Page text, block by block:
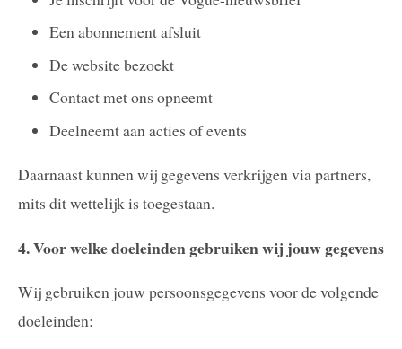
Een abonnement afsluit
De website bezoekt
Contact met ons opneemt
Deelneemt aan acties of events
Daarnaast kunnen wij gegevens verkrijgen via partners,
mits dit wettelijk is toegestaan.
4. Voor welke doeleinden gebruiken wij jouw gegevens
Wij gebruiken jouw persoonsgegevens voor de volgende
doeleinden: